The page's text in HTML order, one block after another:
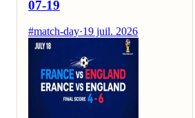
07-19
#match-day·19 juil. 2026